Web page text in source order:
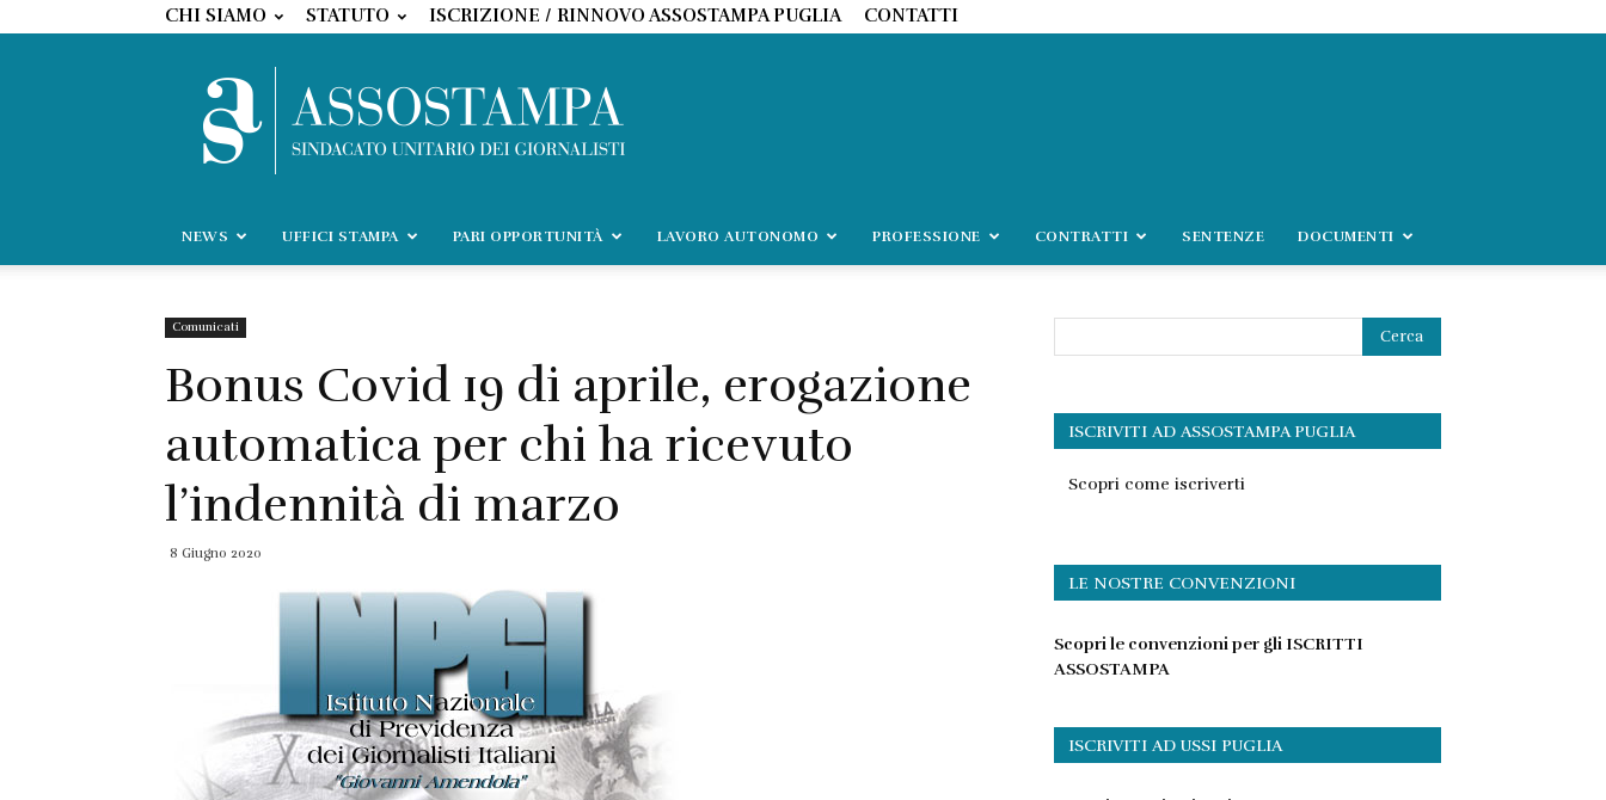
CHI SIAMO STATUTO ISCRIZIONE / RINNOVO ASSOSTAMPA PUGLIA CONTATTI
NEWS UFFICI STAMPA PARI OPPORTUNITÀ LAVORO AUTONOMO PROFESSIONE CONTRATTI SENTENZE DOCUMENTI
Comunicati
Bonus Covid 19 di aprile, erogazione
automatica per chi ha ricevuto
l’indennità di marzo
8 Giugno 2020
ISCRIVITI AD ASSOSTAMPA PUGLIA
Scopri come iscriverti
LE NOSTRE CONVENZIONI
Scopri le convenzioni per gli ISCRITTI
ASSOSTAMPA
ISCRIVITI AD USSI PUGLIA